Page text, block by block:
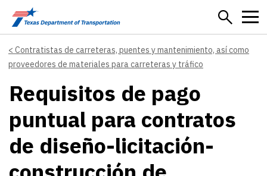
Skip to main content
Contratistas de carreteras, puentes y mantenimiento, así como
proveedores de materiales para carreteras y tráfico
Requisitos de pago
puntual para contratos
de diseño-licitación-